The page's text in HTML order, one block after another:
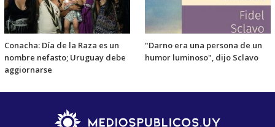
Conacha: Día de la Raza es un
nombre nefasto; Uruguay debe
aggiornarse
"Darno era una persona de un
humor luminoso", dijo Sclavo